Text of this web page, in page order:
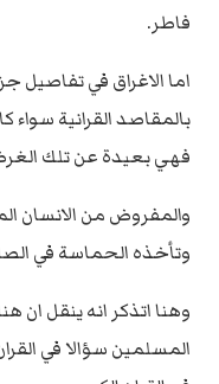
فاطر.
اما الاغراق في
بالمقاصد القرانية
فهي بعيدة عن تلك
والمفروض من الانسان
وتأخذه الحماسة في
وهنا اتذكر انه ينقل
المسلمين سؤالا في